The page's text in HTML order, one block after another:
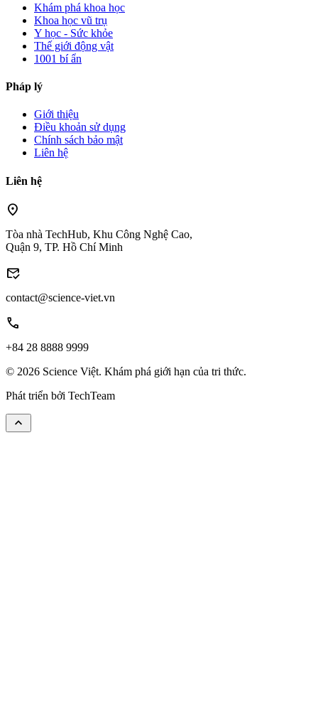
Khám phá khoa học
Khoa học vũ trụ
Y học - Sức khỏe
Thế giới động vật
1001 bí ẩn
Pháp lý
Giới thiệu
Điều khoản sử dụng
Chính sách bảo mật
Liên hệ
Liên hệ
location_on
Tòa nhà TechHub, Khu Công Nghệ Cao,
Quận 9, TP. Hồ Chí Minh
mark_email_read
contact@science-viet.vn
call
+84 28 8888 9999
© 2026 Science Việt. Khám phá giới hạn của tri thức.
Phát triển bởi TechTeam
keyboard_arrow_up